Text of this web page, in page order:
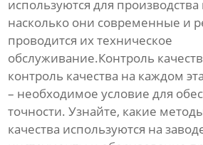
используются для
насколько они современные и
проводится их техническое
обслуживание.Контроль
контроль качества на каждом
– необходимое условие для
точности. Узнайте, какие
качества используются на